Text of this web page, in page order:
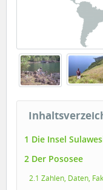
1 Die Insel
2 Der Pososee
2.1 Zahlen, Daten,